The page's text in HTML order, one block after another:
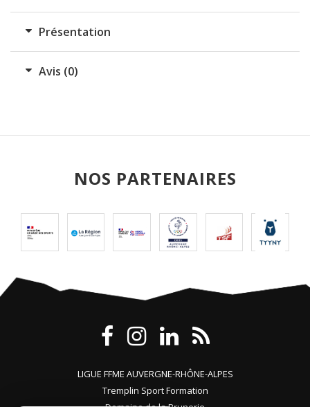
Présentation
Avis (0)
NOS PARTENAIRES
LIGUE FFME AUVERGNE-RHÔNE-ALPES
Tremplin Sport Formation